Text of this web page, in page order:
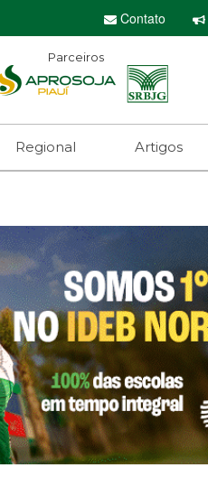
Contato
Parceiros
Regional Artigos